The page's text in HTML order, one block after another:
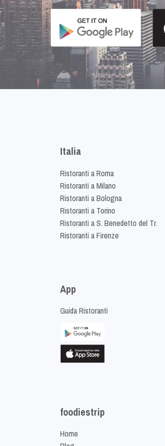
Italia
Ristoranti a Roma
Ristoranti a Milano
Ristoranti a Bologna
Ristoranti a Torino
Ristoranti a S. Benedetto del Tr.
Ristoranti a Firenze
App
Guida Ristoranti
foodiestrip
Home